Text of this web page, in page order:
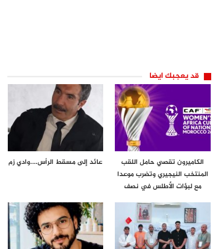
قد يعجبك ايضا
الكاميرون تقصي حامل اللقب
المنتخب النيجيري وتضرب موعدا
مع لبؤات الأطلس في نصف
عائد إلى مسقط الرأس….وادي زم